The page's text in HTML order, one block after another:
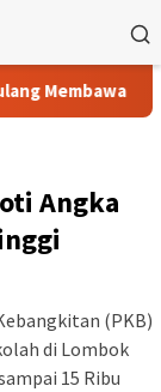
Tiga
Angka
(PKB)
di Lombok
15 Ribu